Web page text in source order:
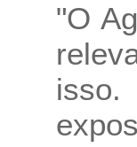
"O